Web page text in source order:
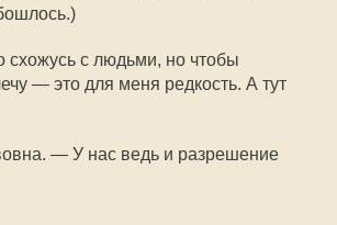
с людьми, но чтобы
— это для меня редкость. А тут
— У нас ведь и разрешение